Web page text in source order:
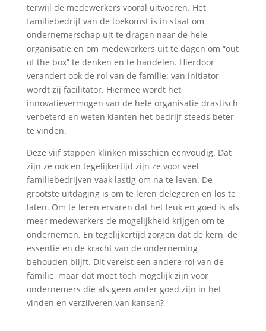
terwijl de medewerkers vooral uitvoeren. Het
familiebedrijf van de toekomst is in staat om
ondernemerschap uit te dragen naar de hele
organisatie en om medewerkers uit te dagen om “out
of the box” te denken en te handelen. Hierdoor
verandert ook de rol van de familie: van initiator
wordt zij facilitator. Hiermee wordt het
innovatievermogen van de hele organisatie drastisch
verbeterd en weten klanten het bedrijf steeds beter
te vinden.
Deze vijf stappen klinken misschien eenvoudig. Dat
zijn ze ook en tegelijkertijd zijn ze voor veel
familiebedrijven vaak lastig om na te leven. De
grootste uitdaging is om te leren delegeren en los te
laten. Om te leren ervaren dat het leuk en goed is als
meer medewerkers de mogelijkheid krijgen om te
ondernemen. En tegelijkertijd zorgen dat de kern, de
essentie en de kracht van de onderneming
behouden blijft. Dit vereist een andere rol van de
familie, maar dat moet toch mogelijk zijn voor
ondernemers die als geen ander goed zijn in het
vinden en verzilveren van kansen?